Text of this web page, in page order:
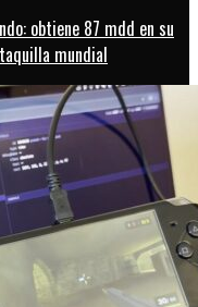
obtiene 87 mdd en su
mundial